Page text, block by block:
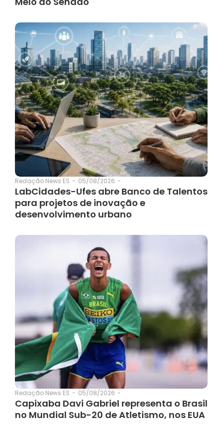
Redação News ES - 05/08/2026 -
LabCidades-Ufes abre Banco de Talentos
para projetos de inovação e
desenvolvimento urbano
Redação News ES - 05/08/2026 -
Capixaba Davi Gabriel representa o Brasil
no Mundial Sub-20 de Atletismo, nos EUA